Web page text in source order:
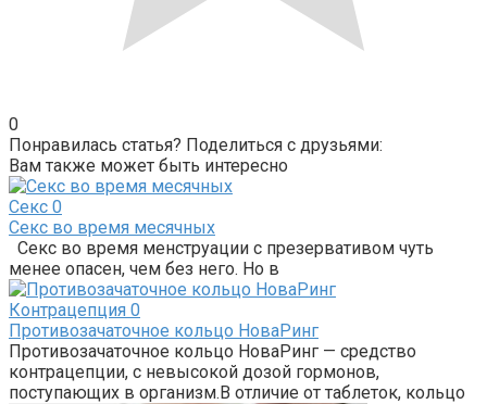
0
Понравилась статья? Поделиться с друзьями:
Вам также может быть интересно
Секс 0
Секс во время месячных
Секс во время менструации с презервативом чуть
менее опасен, чем без него. Но в
Контрацепция 0
Противозачаточное кольцо НоваРинг
Противозачаточное кольцо НоваРинг — средство
контрацепции, с невысокой дозой гормонов,
поступающих в организм.В отличие от таблеток, кольцо